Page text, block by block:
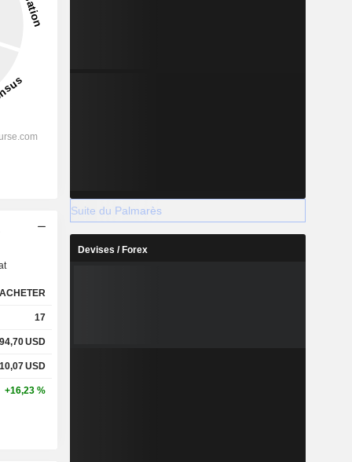
ACHETER
17
94,70USD
USD
+16,23 %
Suite du Palmarès
Devises / Forex